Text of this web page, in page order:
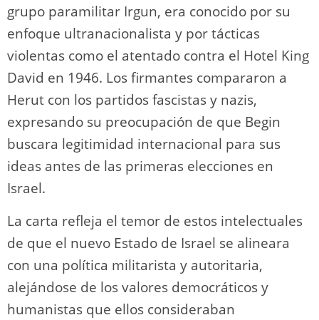
grupo paramilitar Irgun, era conocido por su
enfoque ultranacionalista y por tácticas
violentas como el atentado contra el Hotel King
David en 1946. Los firmantes compararon a
Herut con los partidos fascistas y nazis,
expresando su preocupación de que Begin
buscara legitimidad internacional para sus
ideas antes de las primeras elecciones en
Israel.
La carta refleja el temor de estos intelectuales
de que el nuevo Estado de Israel se alineara
con una política militarista y autoritaria,
alejándose de los valores democráticos y
humanistas que ellos consideraban